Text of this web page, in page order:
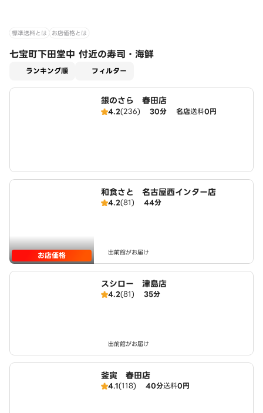
標準送料とは お店価格とは
七宝町下田堂中 付近の寿司・海鮮
ランキング順 フィルター
銀のさら 春田店
4.2(236) 30分 名店送料0円
お店価格
和食さと 名古屋西インター店
4.2(81) 44分
出前館がお届け
スシロー 津島店
4.2(81) 35分
出前館がお届け
釜寅 春田店
4.1(118) 40分送料0円